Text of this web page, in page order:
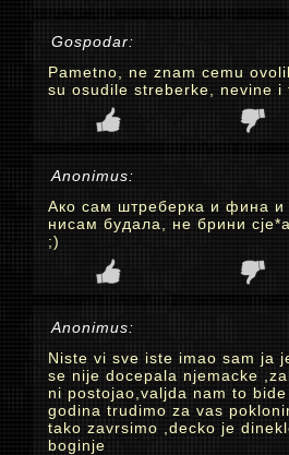
Gospodar:
Pametno, ne znam cemu
su osudile streberke, nevine i
Anonimus:
Ако сам штреберка и фина и
нисам будала, не брини
;)
Anonimus:
Niste vi sve iste imao sam ja
se nije docepala njemacke
ni postojao,valjda nam to
godina trudimo za vas
tako zavrsimo ,decko je
boginje